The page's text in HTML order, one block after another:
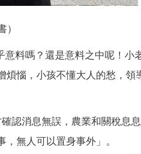
料嗎？還是意料之中呢！小
煩惱，小孩不懂大人的愁，領
認消息無誤，農業和關稅息
無人可以置身事外」。